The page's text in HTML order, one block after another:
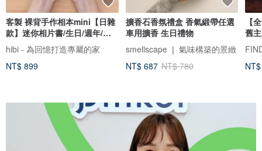
客製 裸背手作相本mini【日雜
款】迷你相片書/生日/週年/情
侶禮物
hibi - 為回憶打造專屬的家
NT$ 899
擴香石香氛禮盒 香氣緞帶任選
車用擴香 生日禮物
smellscape ❘ 氣味構築的景緻
NT$ 687 NT$ 780
【
舊